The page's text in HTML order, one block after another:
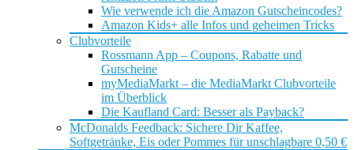
Wie verwende ich die Amazon Gutscheincodes?
Amazon Kids+ alle Infos und geheimen Tricks
Clubvorteile
Rossmann App – Coupons, Rabatte und
Gutscheine
myMediaMarkt – die MediaMarkt Clubvorteile
im Überblick
Die Kaufland Card: Besser als Payback?
McDonalds Feedback: Sichere Dir Kaffee,
Softgetränke, Eis oder Pommes für unschlagbare 0,50 €